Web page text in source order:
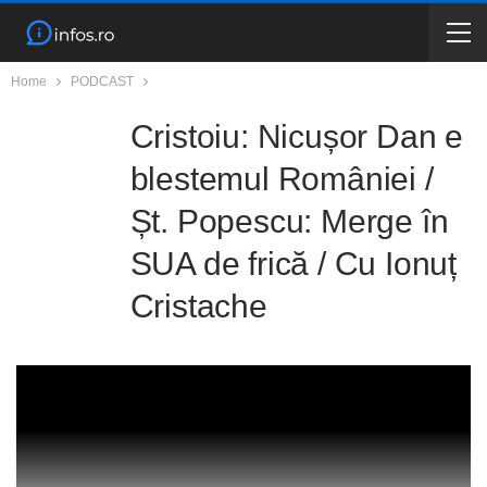
Home PODCAST
Cristoiu: Nicușor Dan e
blestemul României /
Șt. Popescu: Merge în
SUA de frică / Cu Ionuț
Cristache